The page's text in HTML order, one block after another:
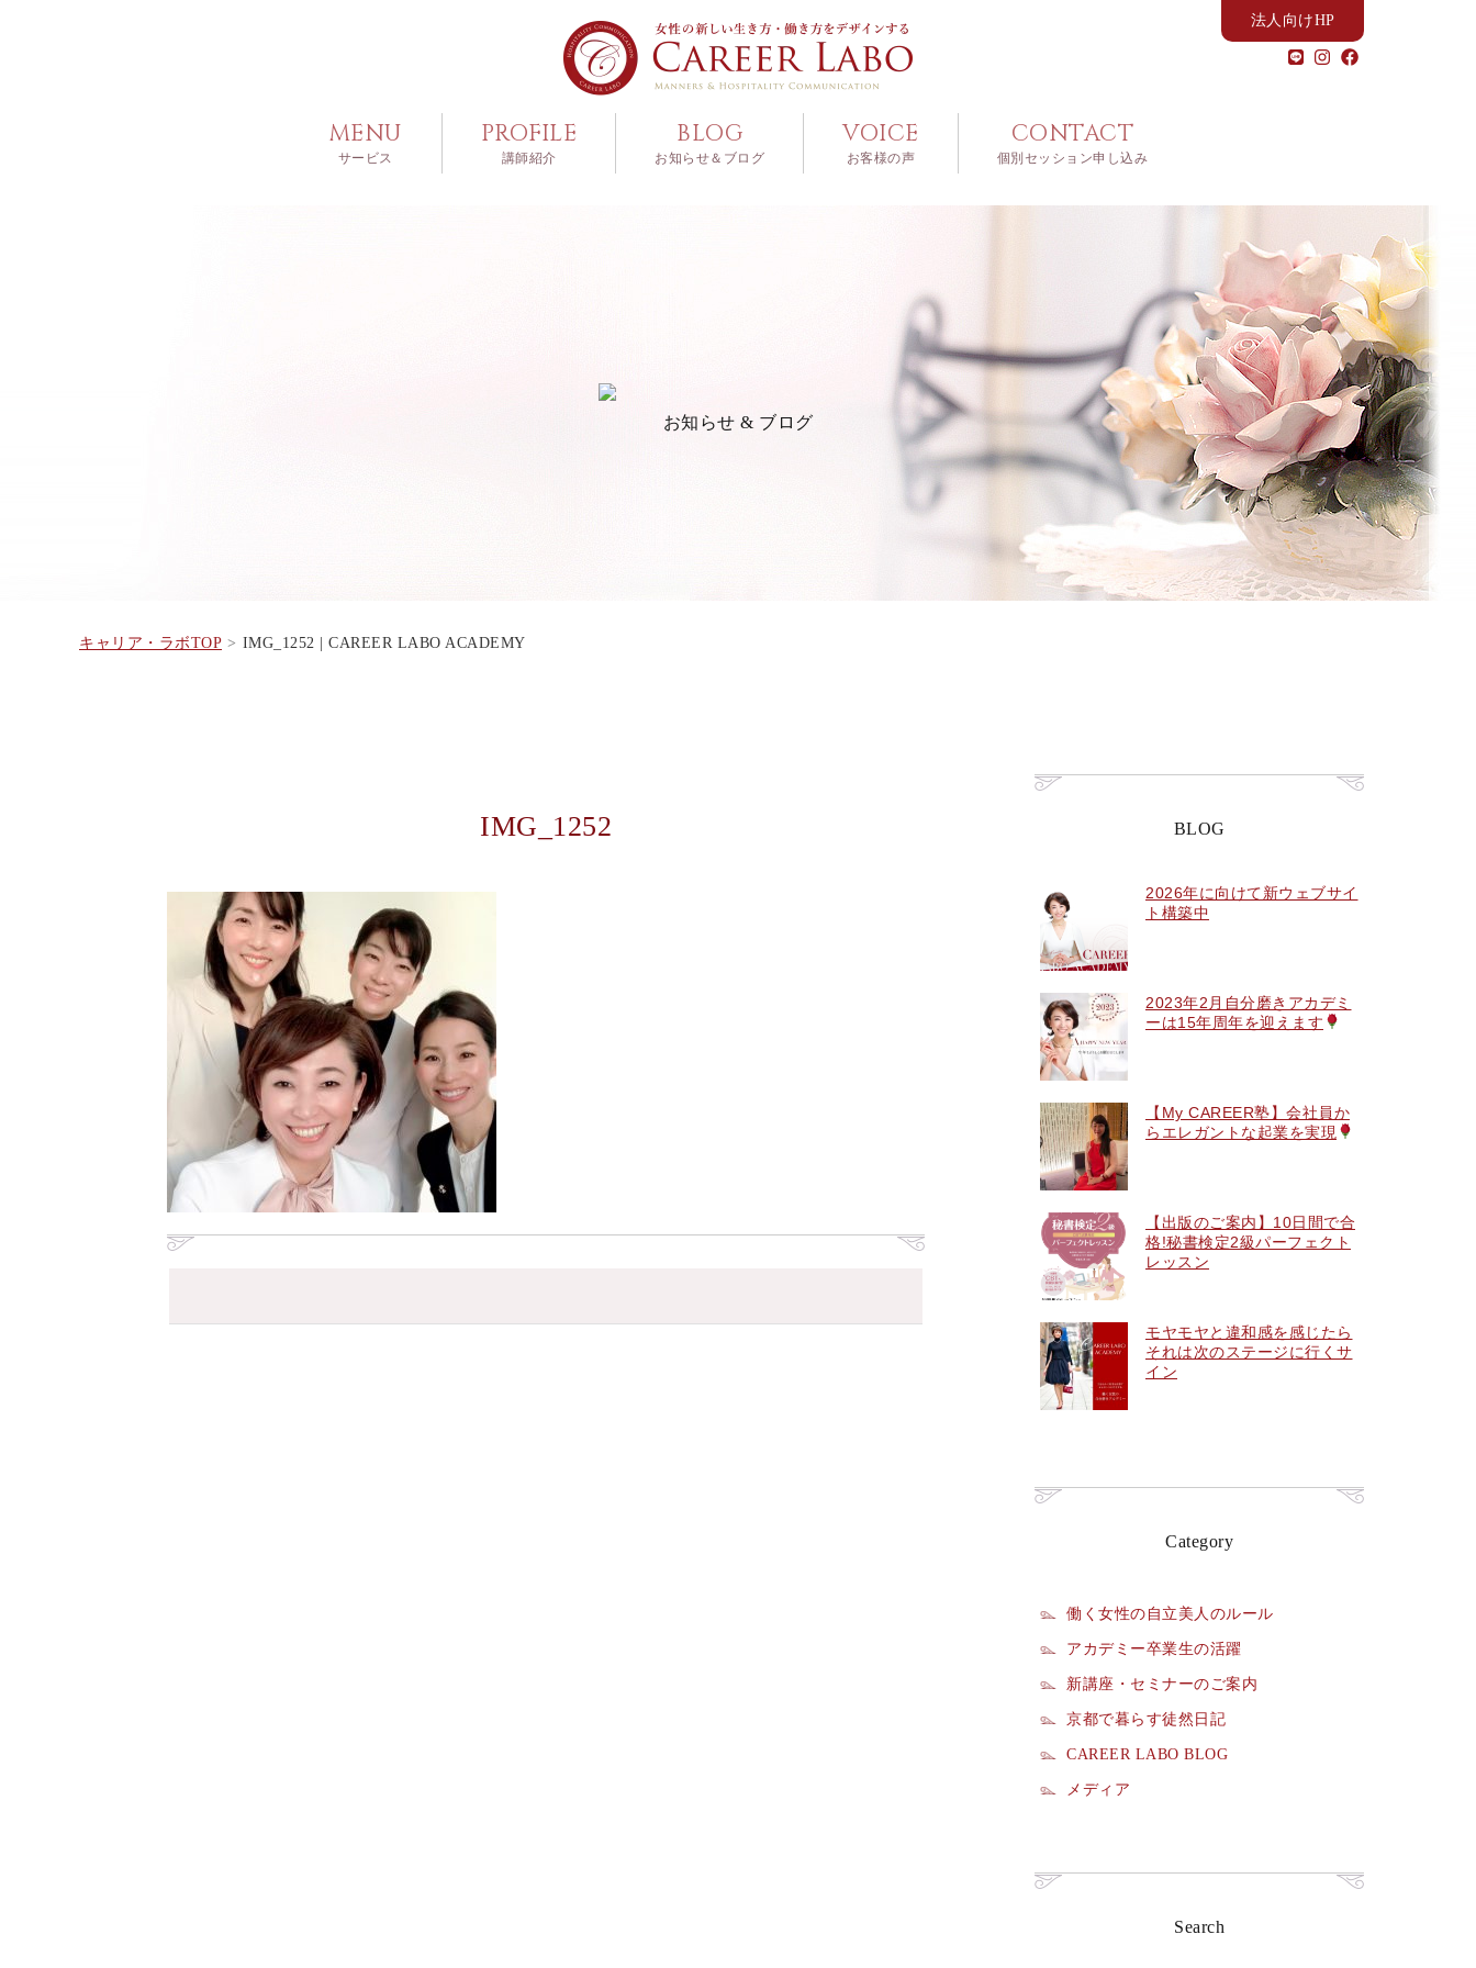
法人向けHP
MENU
サービス
PROFILE
講師紹介
BLOG
お知らせ＆ブログ
VOICE
お客様の声
CONTACT
個別セッション申し込み
お知らせ & ブログ
キャリア・ラボTOP IMG_1252 | CAREER LABO ACADEMY
IMG_1252 BLOG
2026年に向けて新ウェブサイ
ト構築中
2023年2月自分磨きアカデミ
ーは15年周年を迎えます
【My CAREER塾】会社員か
らエレガントな起業を実現
【出版のご案内】10日間で合
格!秘書検定2級パーフェクト
レッスン
モヤモヤと違和感を感じたら
それは次のステージに行くサ
イン
Category
働く女性の自立美人のルール
アカデミー卒業生の活躍
新講座・セミナーのご案内
京都で暮らす徒然日記
CAREER LABO BLOG
メディア
Search